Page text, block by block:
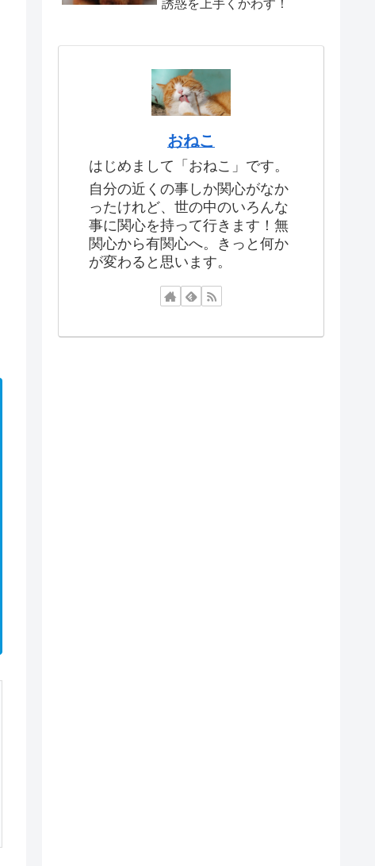
誘惑を上手くかわす！
おねこ
はじめまして「おねこ」です。
自分の近くの事しか関心がなか
ったけれど、世の中のいろんな
事に関心を持って行きます！無
関心から有関心へ。きっと何か
が変わると思います。